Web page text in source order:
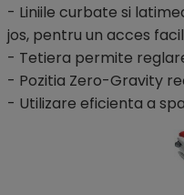
- Liniile curbate si
jos, pentru un acces
- Tetiera permite
- Pozitia Zero-Gravity
- Utilizare eficienta a